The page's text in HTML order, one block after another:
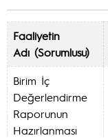
Faaliyetin
Adı (Sorumlusu)
Birim İç
Değerlendirme
Raporunun
Hazırlanması